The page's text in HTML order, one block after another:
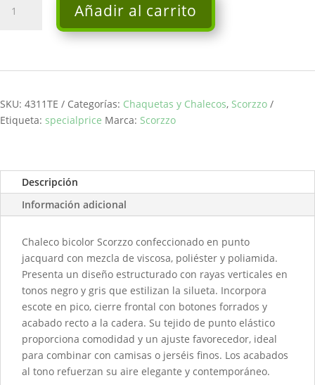
Jackard
Añadir al carrito
SKU: 4311TE Categorías: Chaquetas y Chalecos, Scorzzo
Etiqueta: specialprice Marca: Scorzzo
Descripción
Información adicional
Chaleco bicolor Scorzzo confeccionado en punto
jacquard con mezcla de viscosa, poliéster y poliamida.
Presenta un diseño estructurado con rayas verticales en
tonos negro y gris que estilizan la silueta. Incorpora
escote en pico, cierre frontal con botones forrados y
acabado recto a la cadera. Su tejido de punto elástico
proporciona comodidad y un ajuste favorecedor, ideal
para combinar con camisas o jerséis finos. Los acabados
al tono refuerzan su aire elegante y contemporáneo.